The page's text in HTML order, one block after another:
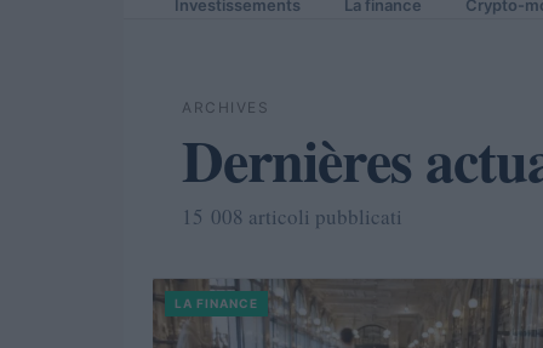
Investissements La finance Crypto-
ARCHIVES
Dernières
15 008 articoli pubblicati
LA FINANCE